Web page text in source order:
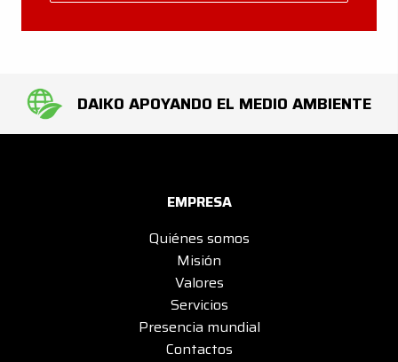
DAIKO APOYANDO EL MEDIO AMBIENTE
EMPRESA
Quiénes somos
Misión
Valores
Servicios
Presencia mundial
Contactos